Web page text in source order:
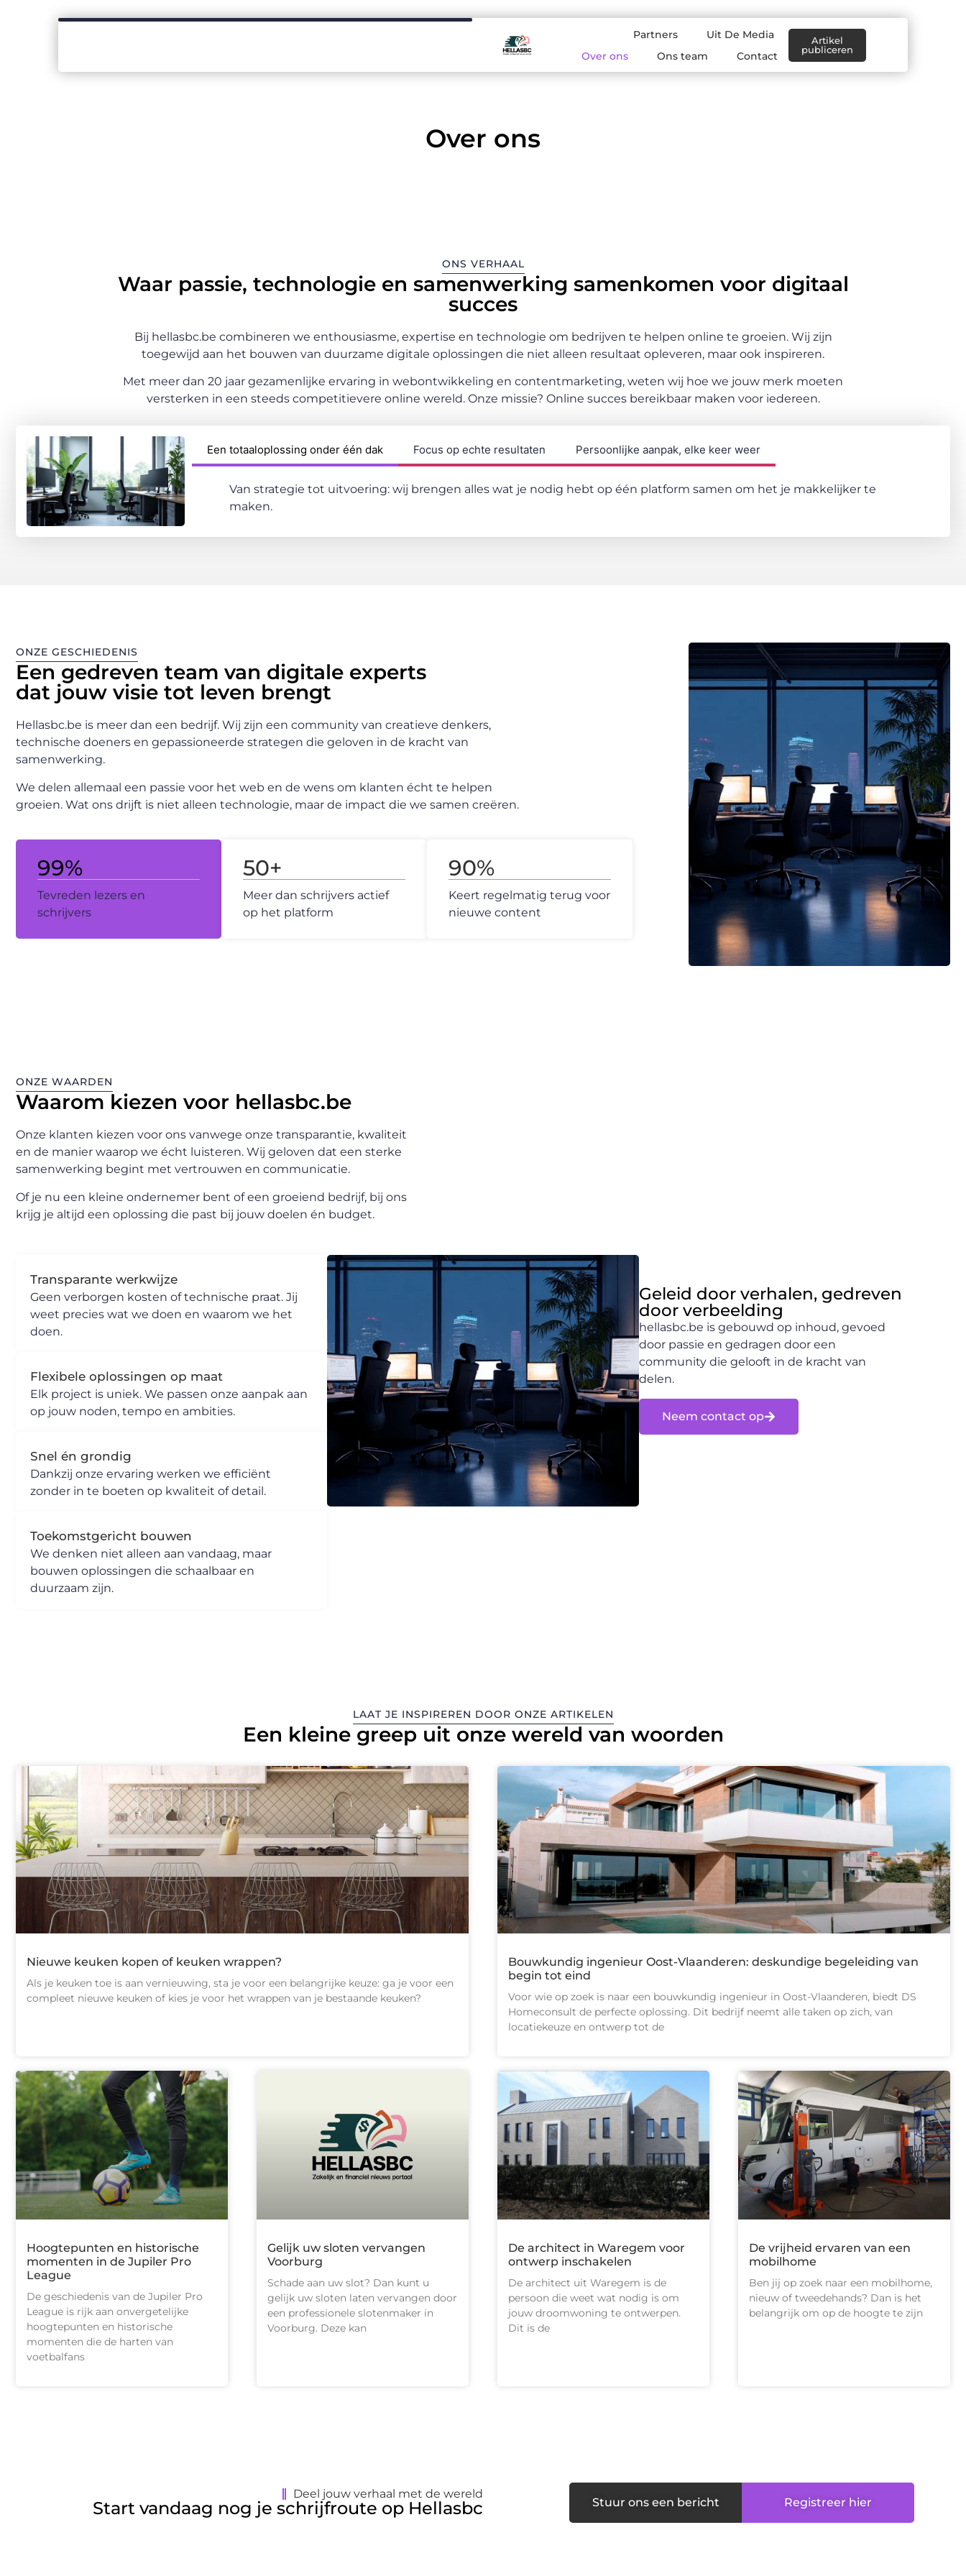
Partners
Uit De Media
Over ons
Ons team Contact
Artikel
publiceren
Over ons
ONS VERHAAL
Waar passie, technologie en samenwerking samenkomen voor digitaal
succes
Bij hellasbc.be combineren we enthousiasme, expertise en technologie om bedrijven te helpen online te groeien. Wij zijn
toegewijd aan het bouwen van duurzame digitale oplossingen die niet alleen resultaat opleveren, maar ook inspireren.
Met meer dan 20 jaar gezamenlijke ervaring in webontwikkeling en contentmarketing, weten wij hoe we jouw merk moeten
versterken in een steeds competitievere online wereld. Onze missie? Online succes bereikbaar maken voor iedereen.
Een totaaloplossing onder één dak Focus op echte resultaten Persoonlijke aanpak, elke keer weer
Van strategie tot uitvoering: wij brengen alles wat je nodig hebt op één platform samen om het je makkelijker te
maken.
ONZE GESCHIEDENIS
Een gedreven team van digitale experts
dat jouw visie tot leven brengt
Hellasbc.be is meer dan een bedrijf. Wij zijn een community van creatieve denkers,
technische doeners en gepassioneerde strategen die geloven in de kracht van
samenwerking.
We delen allemaal een passie voor het web en de wens om klanten écht te helpen
groeien. Wat ons drijft is niet alleen technologie, maar de impact die we samen creëren.
99%
Tevreden lezers en
schrijvers
50+
Meer dan schrijvers actief
op het platform
90%
Keert regelmatig terug voor
nieuwe content
ONZE WAARDEN
Waarom kiezen voor hellasbc.be
Onze klanten kiezen voor ons vanwege onze transparantie, kwaliteit
en de manier waarop we écht luisteren. Wij geloven dat een sterke
samenwerking begint met vertrouwen en communicatie.
Of je nu een kleine ondernemer bent of een groeiend bedrijf, bij ons
krijg je altijd een oplossing die past bij jouw doelen én budget.
Transparante werkwijze
Geen verborgen kosten of technische praat. Jij
weet precies wat we doen en waarom we het
doen.
Flexibele oplossingen op maat
Elk project is uniek. We passen onze aanpak aan
op jouw noden, tempo en ambities.
Snel én grondig
Dankzij onze ervaring werken we efficiënt
zonder in te boeten op kwaliteit of detail.
Toekomstgericht bouwen
We denken niet alleen aan vandaag, maar
bouwen oplossingen die schaalbaar en
duurzaam zijn.
Geleid door verhalen, gedreven
door verbeelding
hellasbc.be is gebouwd op inhoud, gevoed
door passie en gedragen door een
community die gelooft in de kracht van
delen.
Neem contact op
LAAT JE INSPIREREN DOOR ONZE ARTIKELEN
Een kleine greep uit onze wereld van woorden
Nieuwe keuken kopen of keuken wrappen?
Als je keuken toe is aan vernieuwing, sta je voor een belangrijke keuze: ga je voor een
compleet nieuwe keuken of kies je voor het wrappen van je bestaande keuken?
Bouwkundig ingenieur Oost-Vlaanderen: deskundige begeleiding van
begin tot eind
Voor wie op zoek is naar een bouwkundig ingenieur in Oost-Vlaanderen, biedt DS
Homeconsult de perfecte oplossing. Dit bedrijf neemt alle taken op zich, van
locatiekeuze en ontwerp tot de
Hoogtepunten en historische
momenten in de Jupiler Pro
League
De geschiedenis van de Jupiler Pro
League is rijk aan onvergetelijke
hoogtepunten en historische
momenten die de harten van
voetbalfans
Gelijk uw sloten vervangen
Voorburg
Schade aan uw slot? Dan kunt u
gelijk uw sloten laten vervangen door
een professionele slotenmaker in
Voorburg. Deze kan
De architect in Waregem voor
ontwerp inschakelen
De architect uit Waregem is de
persoon die weet wat nodig is om
jouw droomwoning te ontwerpen.
Dit is de
De vrijheid ervaren van een
mobilhome
Ben jij op zoek naar een mobilhome,
nieuw of tweedehands? Dan is het
belangrijk om op de hoogte te zijn
Deel jouw verhaal met de wereld
Start vandaag nog je schrijfroute op Hellasbc Stuur ons een bericht Registreer hier